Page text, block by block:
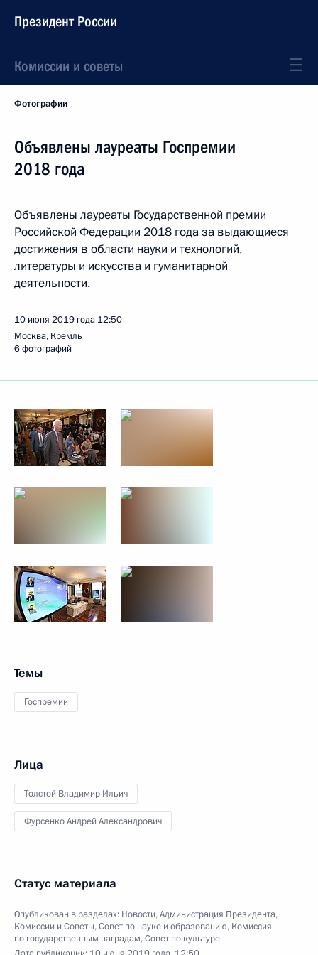
Президент России
Комиссии и советы
Фотографии
Объявлены лауреаты Госпремии
2018 года
Объявлены лауреаты Государственной премии
Российской Федерации 2018 года за выдающиеся
достижения в области науки и технологий,
литературы и искусства и гуманитарной
деятельности.
10 июня 2019 года 12:50
Москва, Кремль
6 фотографий
Темы
Госпремии
Лица
Толстой Владимир Ильич
Фурсенко Андрей Александрович
Статус материала
Опубликован в разделах: Новости,Администрация Президента,
Комиссии и Советы,Совет по науке и образованию, Комиссия
по государственным наградам,Совет по культуре